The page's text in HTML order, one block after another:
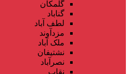
گلمکان
گناباد
لطف آباد
مزدآوند
ملک آباد
نشتیفان
نصرآباد
نقاب